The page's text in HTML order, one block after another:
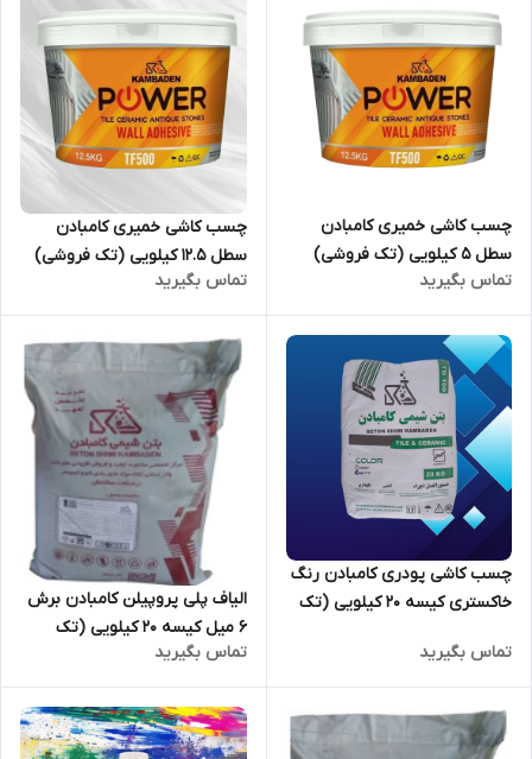
چسب کاشی خمیری کامبادن
سطل 5 کیلویی (تک فروشی)
تماس بگیرید
چسب کاشی خمیری کامبادن
سطل 12.5 کیلویی (تک فروشی)
تماس بگیرید
چسب کاشی پودری کامبادن رنگ
خاکستری کیسه 20 کیلویی (تک
تماس بگیرید
الیاف پلی پروپیلن کامبادن برش
6 میل کیسه 20 کیلویی (تک
فروشی)
تماس بگیرید